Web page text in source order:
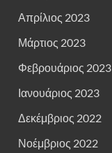
Απρίλιος 2023
Μάρτιος 2023
Φεβρουάριος 2023
Ιανουάριος 2023
Δεκέμβριος 2022
Νοέμβριος 2022